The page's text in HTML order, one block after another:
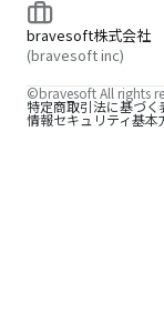
bravesoft株式会社
(bravesoft inc)
特定商取引法に基づく
情報セキュリティ基本
©bravesoft All rights